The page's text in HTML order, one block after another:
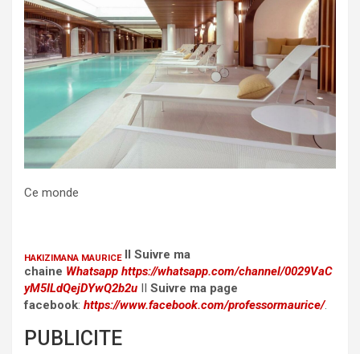
Ce monde
HAKIZIMANA MAURICE II Suivre ma
chaine Whatsapp https://whatsapp.com/channel/0029VaC
yM5ILdQejDYwQ2b2u II Suivre ma page
facebook: https://www.facebook.com/professormaurice/.
PUBLICITE